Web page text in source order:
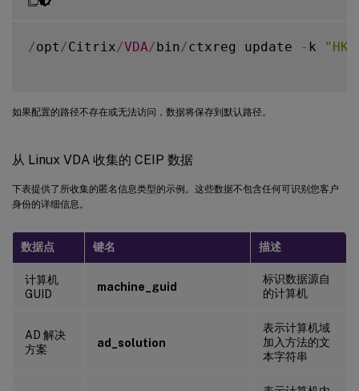
/opt /Citrix/VDA/bin/ctxreg update - k
如果配置的路径不存在或无法访问，数据将保存到默认路径。
从 Linux VDA 收集的 CEIP 数据
下表提供了所收集的匿名信息类型的示例。这些数据不包含任何可识别您客户
身份的详细信息。
数据点 键名 描述
计算机
GUID
machine_guid
标识数据源自
的计算机
AD 解决
方案
ad_solution
表示计算机域
加入方法的文
本字符串